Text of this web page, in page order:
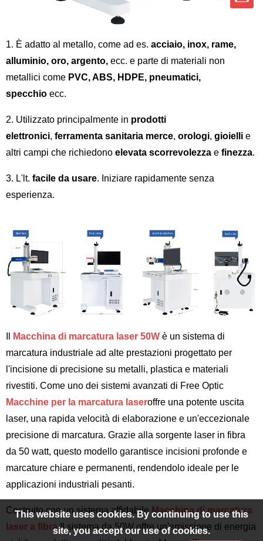
1. È adatto al metallo, come ad es. acciaio, inox, rame,
alluminio, oro, argento, ecc. e parte di materiali non
metallici come PVC, ABS, HDPE, pneumatici,
specchio ecc.
2. Utilizzato principalmente in prodotti
elettronici, ferramenta sanitaria merce, orologi, gioielli e
altri campi che richiedono elevata scorrevolezza e finezza.
3. L'lt. facile da usare. Iniziare rapidamente senza
esperienza.
Macchina di marcatura laser 50W è un sistema di
marcatura industriale ad alte prestazioni progettato per
l'incisione di precisione su metalli, plastica e materiali
rivestiti. Come uno dei sistemi avanzati di Free Optic
Macchine per la marcatura laseroffre una potente uscita
laser, una rapida velocità di elaborazione e un'eccezionale
precisione di marcatura. Grazie alla sorgente laser in fibra
da 50 watt, questo modello garantisce incisioni profonde e
marcature chiare e permanenti, rendendolo ideale per le
applicazioni industriali pesanti.
Costruito con un sistema affidabile Macchina di marcatura
laser a fibraIl sistema da 50W offre un'emissione di energia
This website uses cookies. By continuing to use this
site, you accept our use of cookies.